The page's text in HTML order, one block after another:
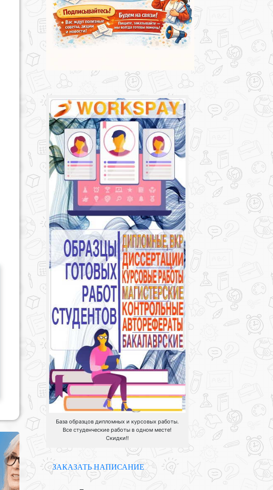
База образцов дипломных и курсовых работы.
Все студенческие работы в одном месте!
Скидки!!
ЗАКАЗАТЬ НАПИСАНИЕ